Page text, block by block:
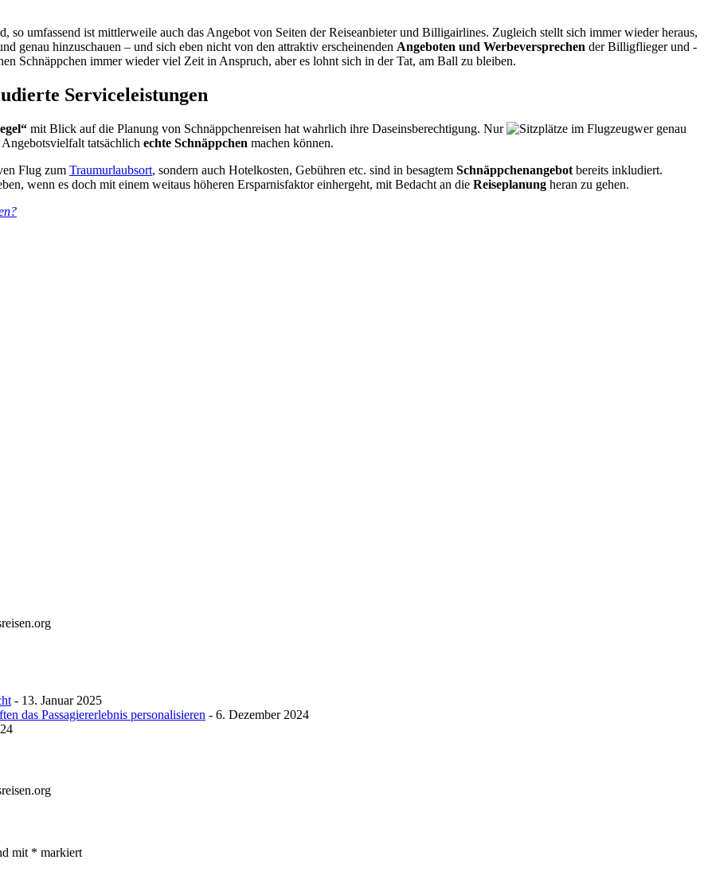
umfassend ist mittlerweile auch das Angebot von Seiten der Reiseanbieter und Billigairlines. Zugleich stellt sich immer wieder heraus,
genau hinzuschauen – und sich eben nicht von den attraktiv erscheinenden Angeboten und Werbeversprechen der Billigflieger und -
Schnäppchen immer wieder viel Zeit in Anspruch, aber es lohnt sich in der Tat, am Ball zu bleiben.
Serviceleistungen
mit Blick auf die Planung von Schnäppchenreisen hat wahrlich ihre Daseinsberechtigung. Nur
wer genau
tatsächlich echte Schnäppchen machen können.
Flug zum Traumurlaubsort, sondern auch Hotelkosten, Gebühren etc. sind in besagtem Schnäppchenangebot bereits inkludiert.
wenn es doch mit einem weitaus höheren Ersparnisfaktor einhergeht, mit Bedacht an die Reiseplanung heran zu gehen.
- 13. Januar 2025
das Passagiererlebnis personalisieren - 6. Dezember 2024
mit * markiert